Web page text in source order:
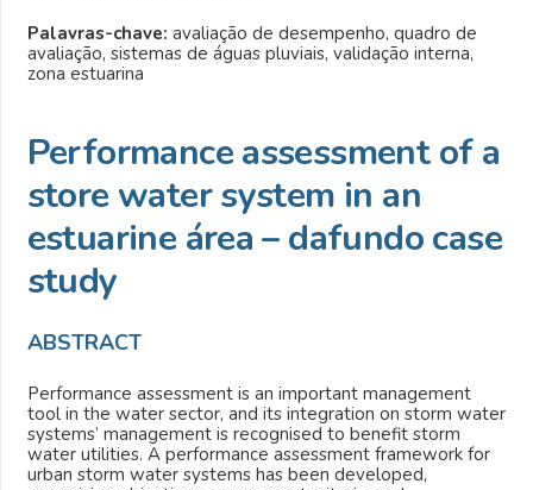
Palavras-chave: avaliação de desempenho, quadro de
avaliação, sistemas de águas pluviais, validação interna,
zona estuarina
Performance assessment of a
store water system in an
estuarine área – dafundo case
study
ABSTRACT
Performance assessment is an important management
tool in the water sector, and its integration on storm water
systems’ management is recognised to benefit storm
water utilities. A performance assessment framework for
urban storm water systems has been developed,